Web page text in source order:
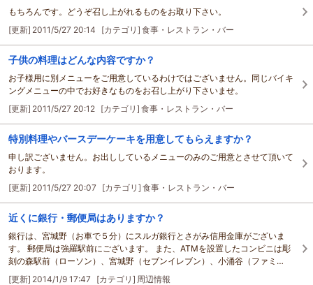
もちろんです。どうぞ召し上がれるものをお取り下さい。
[更新] 2011/5/27 20:14 [カテゴリ] 食事・レストラン・バー
子供の料理はどんな内容ですか？
お子様用に別メニューをご用意しているわけではございません。同じバイキ
ングメニューの中でお好きなものをお召し上がり下さいませ。
[更新] 2011/5/27 20:12 [カテゴリ] 食事・レストラン・バー
特別料理やバースデーケーキを用意してもらえますか？
申し訳ございません。お出ししているメニューのみのご用意とさせて頂いて
おります。
[更新] 2011/5/27 20:07 [カテゴリ] 食事・レストラン・バー
近くに銀行・郵便局はありますか？
銀行は、宮城野（お車で５分）にスルガ銀行とさがみ信用金庫がございま
す。 郵便局は強羅駅前にございます。 また、ATMを設置したコンビニは彫
刻の森駅前（ローソン）、宮城野（セブンイレブン）、小涌谷（ファミ…
[更新] 2014/1/9 17:47 [カテゴリ] 周辺情報